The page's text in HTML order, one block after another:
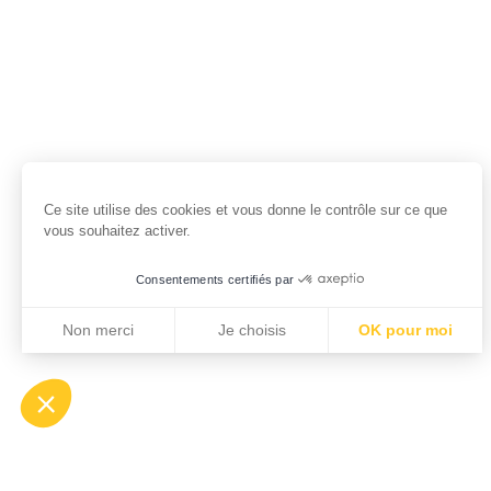
Ce site utilise des cookies et vous donne le contrôle sur ce que
vous souhaitez activer.
Consentements certifiés par
Non merci Je choisis OK pour moi
Notre plateforme vous permet d'adapter et de gérer vos